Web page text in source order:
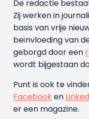
De redactie
Zij werken in
basis van vrije
beïnvloeding van
geborgd door een
wordt bijgestaan
Punt is ook te
Facebooken
er een magazine.